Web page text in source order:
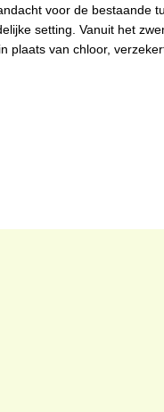
voor de bestaande
setting. Vanuit het
plaats van chloor,